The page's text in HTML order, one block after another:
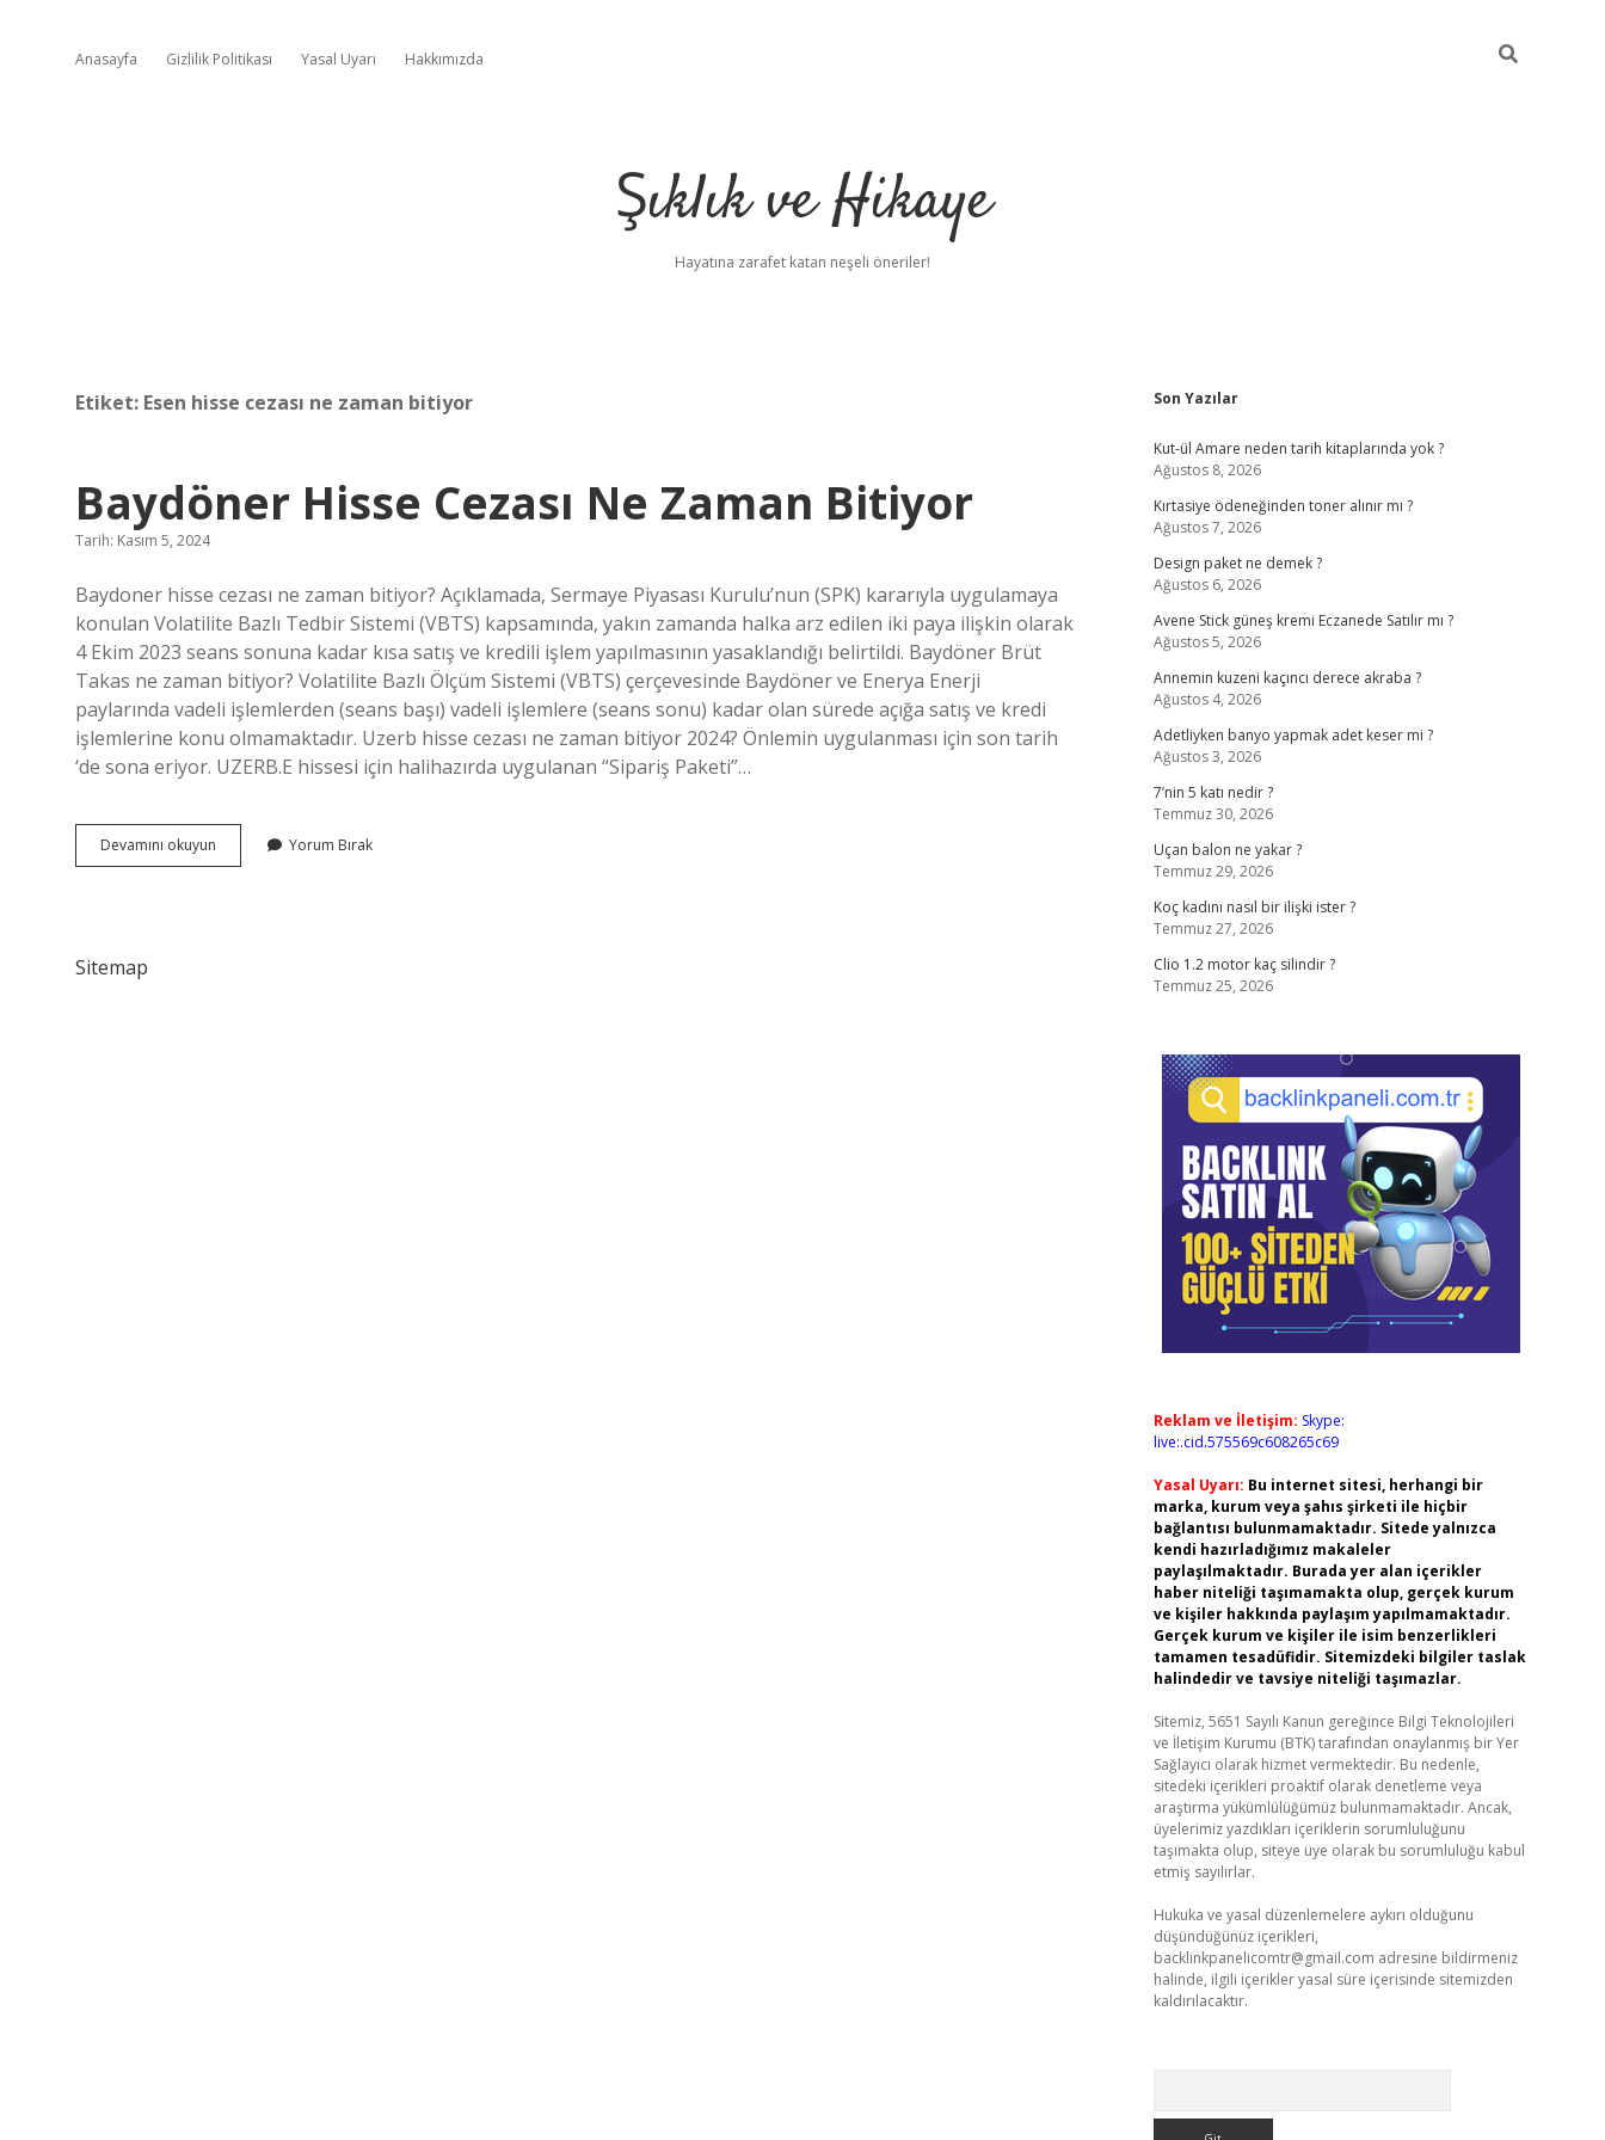
Anasayfa Gizlilik Politikası Yasal Uyarı Hakkımızda
Şıklık ve Hikaye
Hayatına zarafet katan neşeli öneriler!
Etiket: Esen hisse cezası ne zaman bitiyor
Baydöner Hisse Cezası Ne Zaman Bitiyor
Tarih: Kasım 5, 2024
Baydoner hisse cezası ne zaman bitiyor? Açıklamada, Sermaye Piyasası Kurulu’nun (SPK) kararıyla uygulamaya
konulan Volatilite Bazlı Tedbir Sistemi (VBTS) kapsamında, yakın zamanda halka arz edilen iki paya ilişkin olarak
4 Ekim 2023 seans sonuna kadar kısa satış ve kredili işlem yapılmasının yasaklandığı belirtildi. Baydöner Brüt
Takas ne zaman bitiyor? Volatilite Bazlı Ölçüm Sistemi (VBTS) çerçevesinde Baydöner ve Enerya Enerji
paylarında vadeli işlemlerden (seans başı) vadeli işlemlere (seans sonu) kadar olan sürede açığa satış ve kredi
işlemlerine konu olmamaktadır. Uzerb hisse cezası ne zaman bitiyor 2024? Önlemin uygulanması için son tarih
‘de sona eriyor. UZERB.E hissesi için halihazırda uygulanan “Sipariş Paketi”…
Devamını okuyun Baydöner
Hisse
Yorum Bırak
Sitemap
Sidebar
Son Yazılar
Kut-ül Amare neden tarih kitaplarında yok ?
Ağustos 8, 2026
Kırtasiye ödeneğinden toner alınır mı ?
Ağustos 7, 2026
Design paket ne demek ?
Ağustos 6, 2026
Avene Stick güneş kremi Eczanede Satılır mı ?
Ağustos 5, 2026
Annemin kuzeni kaçıncı derece akraba ?
Ağustos 4, 2026
Adetliyken banyo yapmak adet keser mi ?
Ağustos 3, 2026
7’nin 5 katı nedir ?
Temmuz 30, 2026
Uçan balon ne yakar ?
Temmuz 29, 2026
Koç kadını nasıl bir ilişki ister ?
Temmuz 27, 2026
Clio 1.2 motor kaç silindir ?
Temmuz 25, 2026
Reklam ve İletişim: Skype:
live:.cid.575569c608265c69
Yasal Uyarı: Bu internet sitesi, herhangi bir
marka, kurum veya şahıs şirketi ile hiçbir
bağlantısı bulunmamaktadır. Sitede yalnızca
kendi hazırladığımız makaleler
paylaşılmaktadır. Burada yer alan içerikler
haber niteliği taşımamakta olup, gerçek kurum
ve kişiler hakkında paylaşım yapılmamaktadır.
Gerçek kurum ve kişiler ile isim benzerlikleri
tamamen tesadüfidir. Sitemizdeki bilgiler taslak
halindedir ve tavsiye niteliği taşımazlar.
Sitemiz, 5651 Sayılı Kanun gereğince Bilgi Teknolojileri
ve İletişim Kurumu (BTK) tarafından onaylanmış bir Yer
Sağlayıcı olarak hizmet vermektedir. Bu nedenle,
sitedeki içerikleri proaktif olarak denetleme veya
araştırma yükümlülüğümüz bulunmamaktadır. Ancak,
üyelerimiz yazdıkları içeriklerin sorumluluğunu
taşımakta olup, siteye üye olarak bu sorumluluğu kabul
etmiş sayılırlar.
Hukuka ve yasal düzenlemelere aykırı olduğunu
düşündüğünüz içerikleri,
backlinkpanelicomtr@gmail.com adresine bildirmeniz
halinde, ilgili içerikler yasal süre içerisinde sitemizden
kaldırılacaktır.